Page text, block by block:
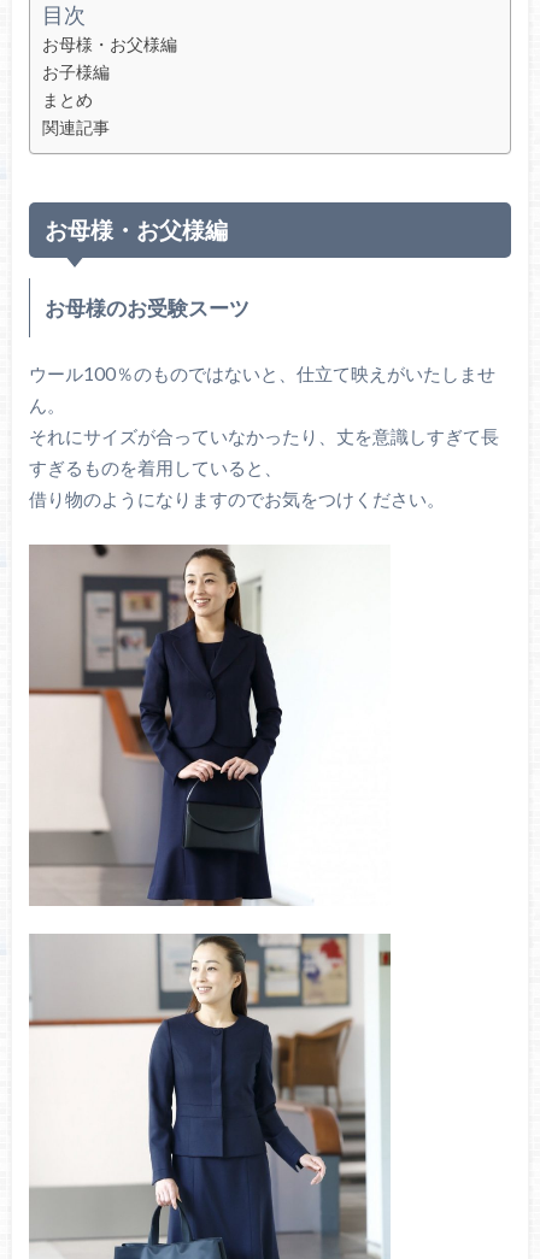
目次
お母様・お父様編
お子様編
まとめ
関連記事
お母様・お父様編
お母様のお受験スーツ
ウール100％のものではないと、仕立て映えがいたしませ
ん。
それにサイズが合っていなかったり、丈を意識しすぎて長
すぎるものを着用していると、
借り物のようになりますのでお気をつけください。